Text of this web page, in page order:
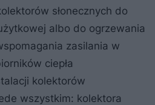
słonecznych do
albo do ogrzewania
zasilania w
ciepła
kolektorów
wszystkim: kolektora